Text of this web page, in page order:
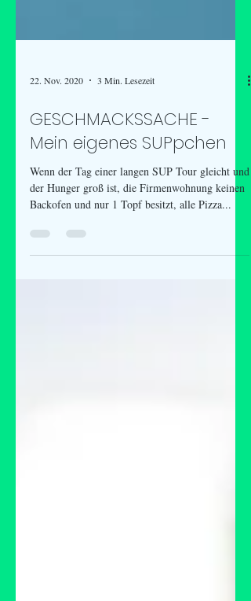
22. Nov. 2020 3 Min. Lesezeit
GESCHMACKSSACHE -
Mein eigenes SUPpchen
Wenn der Tag einer langen SUP Tour gleicht und
Backofen und nur 1 Topf besitzt, alle Pizza...